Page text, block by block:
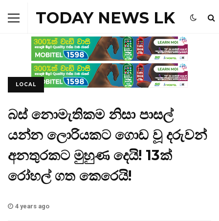
TODAY NEWS LK
LOCAL
බස් නොමැතිකම නිසා පාසල්
යන්න ලොරියකට ගොඩ වූ දරුවන්
අනතුරකට මුහුණ දෙයි! 13ක්
රෝහල් ගත කෙරෙයි!
4 years ago